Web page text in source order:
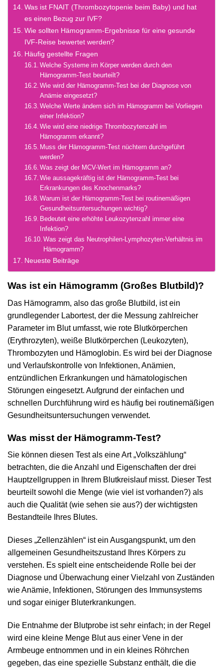
Was ist FNAIT (Thrombozytopenie beim Baby) und hat
es einen Bezug zur IVF?
Wie sollten Hämogramm-Ergebnisse für eine gesunde
IVF-Reise bewertet werden?
Häufig gestellte Fragen
Welche Systeme im Körper werden durch den
Hämogramm-Test beurteilt?
Wie wird der Hämogramm-Test bei der Diagnose von
Anämie eingesetzt?
Welche Werte ändern sich im Hämogramm bei Vorliegen
einer Infektion?
Wie wird eine niedrige Thrombozytenzahl im
Hämogramm erkannt?
Muss der Hämogramm-Test nüchtern durchgeführt
werden?
Was zeigt der MCV-Wert im Hämogramm an?
Wie aussagekräftig ist der Hämogramm-Test bei
Erkrankungen des Knochenmarks?
Warum ist der Hämogramm-Test bei routinemäßigen
Gesundheitsuntersuchungen wichtig?
Bedeutet eine erhöhte Leukozytenzahl immer eine
Infektion?
Was zeigt das Neutrophilen-Lymphozyten-Verhältnis im
Hämogramm?
Neueste Beiträge
Was ist ein Hämogramm (Großes Blutbild)?
Das Hämogramm, also das große Blutbild, ist ein
grundlegender Labortest, der die Messung zahlreicher
Parameter im Blut umfasst, wie rote Blutkörperchen
(Erythrozyten), weiße Blutkörperchen (Leukozyten),
Thrombozyten und Hämoglobin. Es wird bei der Diagnose
und Verlaufskontrolle von Infektionen, Anämien,
entzündlichen Erkrankungen und hämatologischen
Störungen eingesetzt. Aufgrund der einfachen und
schnellen Durchführung wird es häufig bei routinemäßigen
Gesundheitsuntersuchungen verwendet.
Was misst der Hämogramm-Test?
Sie können diesen Test als eine Art „Volkszählung“
betrachten, die die Anzahl und Eigenschaften der drei
Hauptzellgruppen in Ihrem Blutkreislauf misst. Dieser Test
beurteilt sowohl die Menge (wie viel ist vorhanden?) als
auch die Qualität (wie sehen sie aus?) der wichtigsten
Bestandteile Ihres Blutes.
Dieses „Zellenzählen“ ist ein Ausgangspunkt, um den
allgemeinen Gesundheitszustand Ihres Körpers zu
verstehen. Es spielt eine entscheidende Rolle bei der
Diagnose und Überwachung einer Vielzahl von Zuständen
wie Anämie, Infektionen, Störungen des Immunsystems
und sogar einiger Bluterkrankungen.
Die Entnahme der Blutprobe ist sehr einfach; in der Regel
wird eine kleine Menge Blut aus einer Vene in der
Armbeuge entnommen und in ein kleines Röhrchen
gegeben, das eine spezielle Substanz enthält, die die